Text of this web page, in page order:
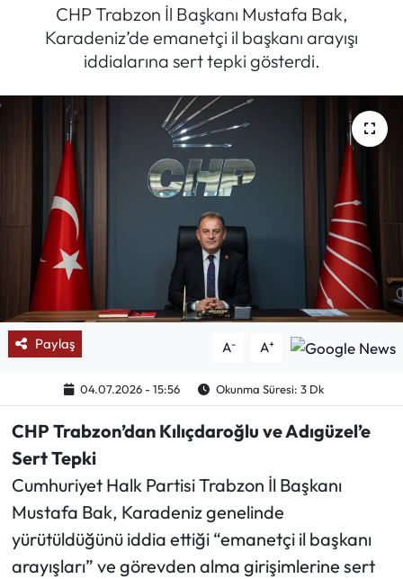
CHP Trabzon İl Başkanı Mustafa Bak,
Karadeniz’de emanetçi il başkanı arayışı
iddialarına sert tepki gösterdi.
Paylaş A- A+
04.07.2026 - 15:56 Okunma Süresi: 3 Dk
CHP Trabzon’dan Kılıçdaroğlu ve Adıgüzel’e
Sert Tepki
Cumhuriyet Halk Partisi Trabzon İl Başkanı
Mustafa Bak, Karadeniz genelinde
yürütüldüğünü iddia ettiği “emanetçi il başkanı
arayışları” ve görevden alma girişimlerine sert
Politik Kulis
Dünya
Magazin
Mektup Galeri
Röportaj
Manşet
Köşe Yazıları
Karikatür Galeri
ASTROLOJİ
Spor Yazıları
Mektup Galeri
Ekonomi
Son Dakika Haberleri
Haber Arşivi